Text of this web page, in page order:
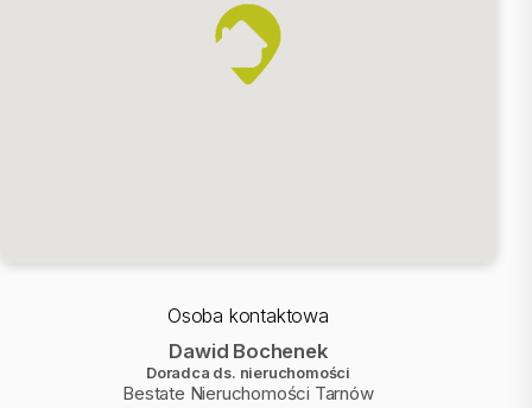
Prąd, kanalizacja, wodociąg na działce. Gaz w sąsiedztwie .
Zapraszam do kontaktu wszystkie osoby, które chciałyby spełnić
marzenia o posiadaniu działki z kawałkiem lasu w malowniczej
tel.: +48146888070
e-mail: dbochenek@bestate.com.pl
Osoba kontaktowa
Dawid Bochenek
Doradca ds. nieruchomości
Bestate Nieruchomości Tarnów